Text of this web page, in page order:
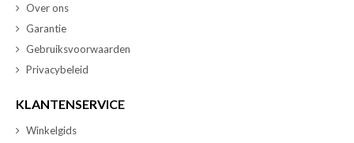
Over ons
Garantie
Gebruiksvoorwaarden
Privacybeleid
KLANTENSERVICE
Winkelgids